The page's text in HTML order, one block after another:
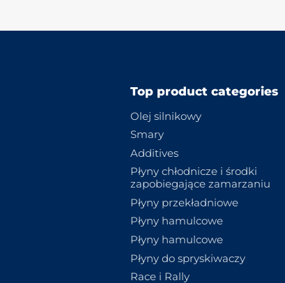
Top product categories
Olej silnikowy
Smary
Additives
Płyny chłodnicze i środki
zapobiegające zamarzaniu
Płyny przekładniowe
Płyny hamulcowe
Płyny hamulcowe
Płyny do spryskiwaczy
Race i Rally